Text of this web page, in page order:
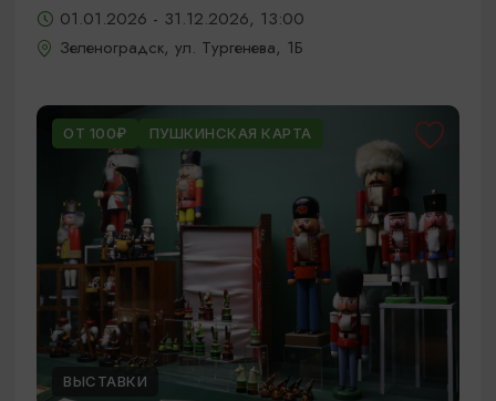
01.01.2026 - 31.12.2026, 13:00
Зеленоградск, ул. Тургенева, 1Б
ОТ 100₽ ПУШКИНСКАЯ КАРТА
ВЫСТАВКИ